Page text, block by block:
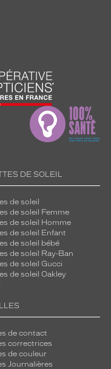
DE SOLEIL
de soleil
de soleil Femme
de soleil Homme
de soleil Enfant
de soleil bébé
de soleil Ray-Ban
de soleil Gucci
de soleil Oakley
de contact
correctrices
de couleur
Journalières